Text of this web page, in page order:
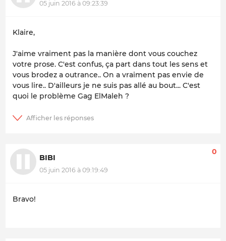
05 juin 2016 à 09:23:39
Klaire,
J'aime vraiment pas la manière dont vous couchez
votre prose. C'est confus, ça part dans tout les sens et
vous brodez a outrance.. On a vraiment pas envie de
vous lire.. D'ailleurs je ne suis pas allé au bout... C'est
quoi le problème Gag ElMaleh ?
BIBI
05 juin 2016 à 09:19:49
0
Bravo!